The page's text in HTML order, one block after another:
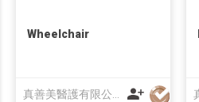
Wheelchair